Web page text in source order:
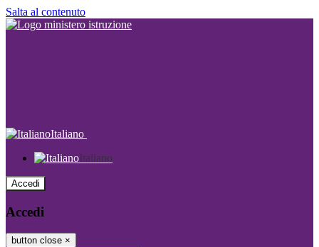
Salta al contenuto
Italiano
Italiano
Accedi
Accedi
button close ×